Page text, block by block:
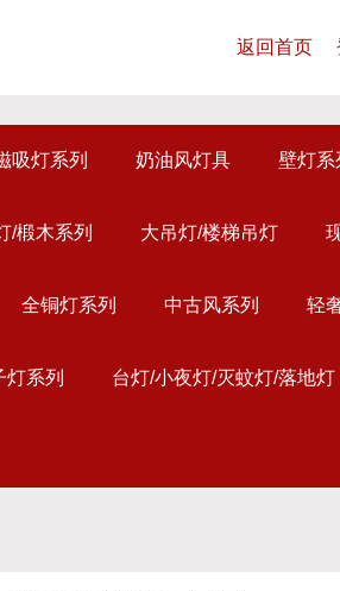
返回首页
吸灯系列 奶油风灯具 壁灯系
/椴木系列 大吊灯/楼梯吊灯
全铜灯系列 中古风系列 轻
灯系列 台灯/小夜灯/灭蚊灯/落地灯